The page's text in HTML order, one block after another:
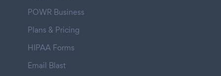
POWR Business
Plans & Pricing
HIPAA Forms
Email Blast